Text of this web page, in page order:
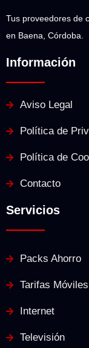
Tus proveedores de
en Baena, Córdoba.
Información
Aviso Legal
Política de
Política de
Contacto
Servicios
Packs Ahorro
Tarifas Móviles
Internet
Televisión